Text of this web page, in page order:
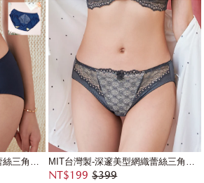
MIT台灣製-性感精緻網織蕾絲三角配褲 MIT台灣製-深邃美型網織蕾絲三角配褲
NT$199 $399